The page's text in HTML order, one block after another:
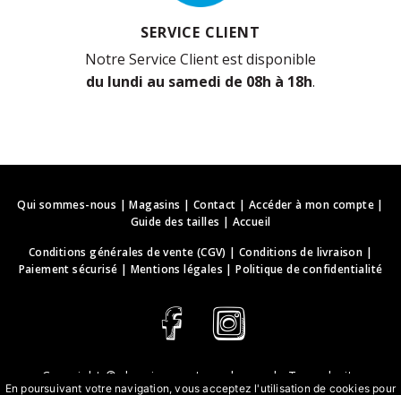
SERVICE CLIENT
Notre Service Client est disponible
du lundi au samedi de 08h à 18h.
Qui sommes-nous |Magasins | Contact | Accéder à mon compte|
Guide des tailles | Accueil
Conditions générales de vente (CGV) |Conditions de livraison |
Paiement sécurisé | Mentions légales |Politique de confidentialité
Copyright © deguisements-cadeaux.ch
. Tous droits
En poursuivant votre navigation, vous acceptez l'utilisation de cookies pour